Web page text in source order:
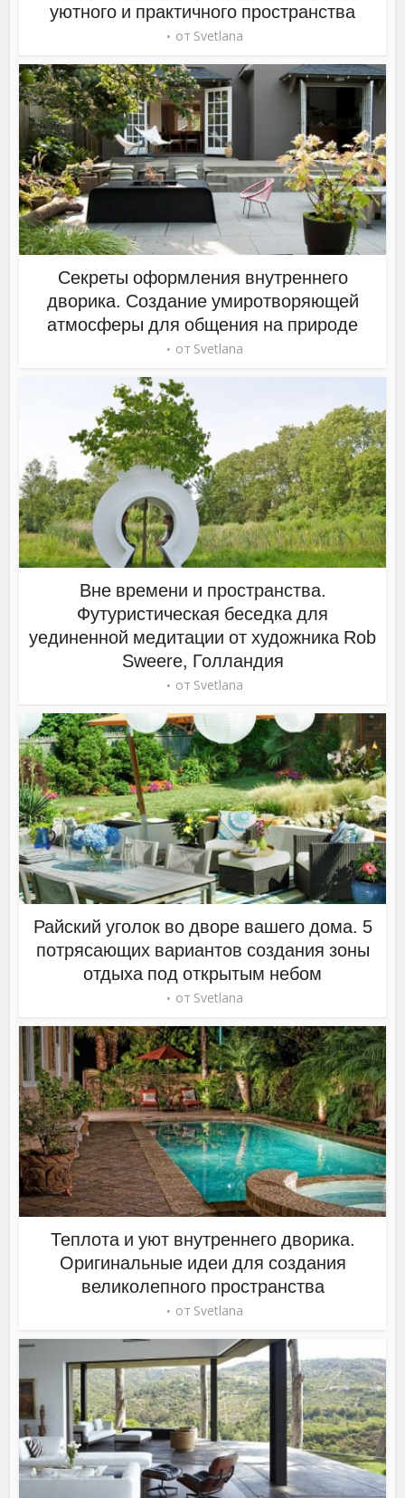
уютного и практичного пространства
от Svetlana
Секреты оформления внутреннего
дворика. Создание умиротворяющей
атмосферы для общения на природе
от Svetlana
Вне времени и пространства.
Футуристическая беседка для
уединенной медитации от художника Rob
Sweere, Голландия
от Svetlana
Райский уголок во дворе вашего дома. 5
потрясающих вариантов создания зоны
отдыха под открытым небом
от Svetlana
Теплота и уют внутреннего дворика.
Оригинальные идеи для создания
великолепного пространства
от Svetlana